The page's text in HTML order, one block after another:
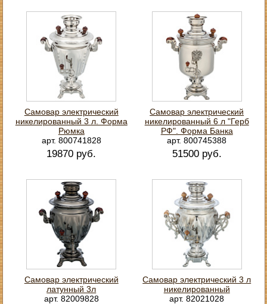
Самовар электрический
никелированный 3 л. Форма
Рюмка
арт. 800741828
19870 руб.
Самовар электрический
никелированный 6 л "Герб
РФ". Форма Банка
арт. 800745388
51500 руб.
Самовар электрический
латунный 3л
арт. 82009828
Самовар электрический 3 л
никелированный
арт. 82021028